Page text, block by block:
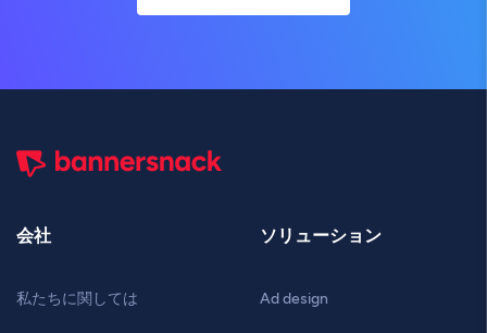
会社
私たちに関しては
ソリューション
Ad design